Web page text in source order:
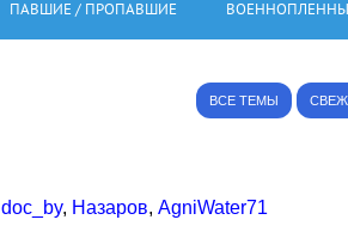
ПАВШИЕ / ПРОПАВШИЕ
ВСЕ ТЕМЫ
doc_by, Назаров, AgniWater71